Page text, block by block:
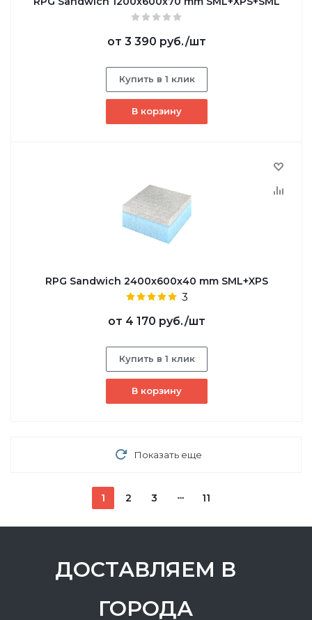
от 3 390 руб./шт
Купить в 1 клик
В корзину
RPG Sandwich 2400х600х40 mm SML+XPS
3
от 4 170 руб./шт
Купить в 1 клик
В корзину
Показать еще
1 2 3 11
ДОСТАВЛЯЕМ В
ГОРОДА